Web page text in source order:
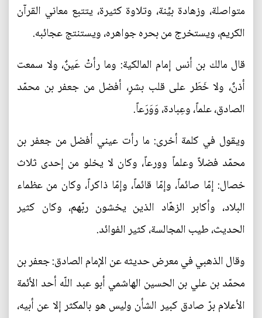
متواصلة، وزهادة بيِّنة، وتلاوة كثيرة، يتتبع معاني القرآن
الكريم، ويستخرج من بحره جواهره، ويستنتج عجائبه.
قال مالك بن أنس إمام المالكية: وما رأتْ عَينٌ، ولا سمعت
أذنٌ، ولا خَطَر على قلب بشرٍ، أفضل من جعفر بن محمّد
الصادق، علماً، وعِبادة، وَوَرَعاً.
ويقول في كلمة أخرى: ما رأت عيني أفضل من جعفر بن
محمّد فضلاً وعلماً وورعاً، وكان لا يخلو من إحدى ثلاث
خصال: إمّا صائماً، وإمّا قائماً، وإمّا ذاكراً، وكان من عظماء
البلاد، وأكابر الزهّاد الذين يخشون ربّهم، وكان كثير
الحديث، طيب المجالسة، كثير الفوائد.
وقال الذهبي في معرض حديثه عن الإمام الصادق: جعفر بن
محمّد بن علي بن الحسين الهاشمي أبو عبد اللّه أحد الأئمة
الأعلام برّ صادق كبير الشأن وليس هو بالمكثر إلا عن أبيه،